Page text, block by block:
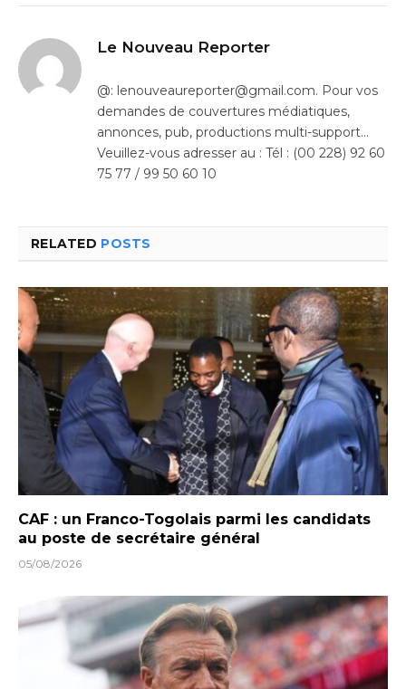
Le Nouveau Reporter
@: lenouveaureporter@gmail.com. Pour vos
demandes de couvertures médiatiques,
annonces, pub, productions multi-support…
Veuillez-vous adresser au : Tél : (00 228) 92 60
75 77 / 99 50 60 10
RELATED POSTS
CAF : un Franco-Togolais parmi les candidats
au poste de secrétaire général
05/08/2026